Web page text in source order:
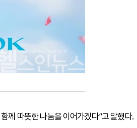
께 따뜻한 나눔을 이어가겠다”고 말했다.